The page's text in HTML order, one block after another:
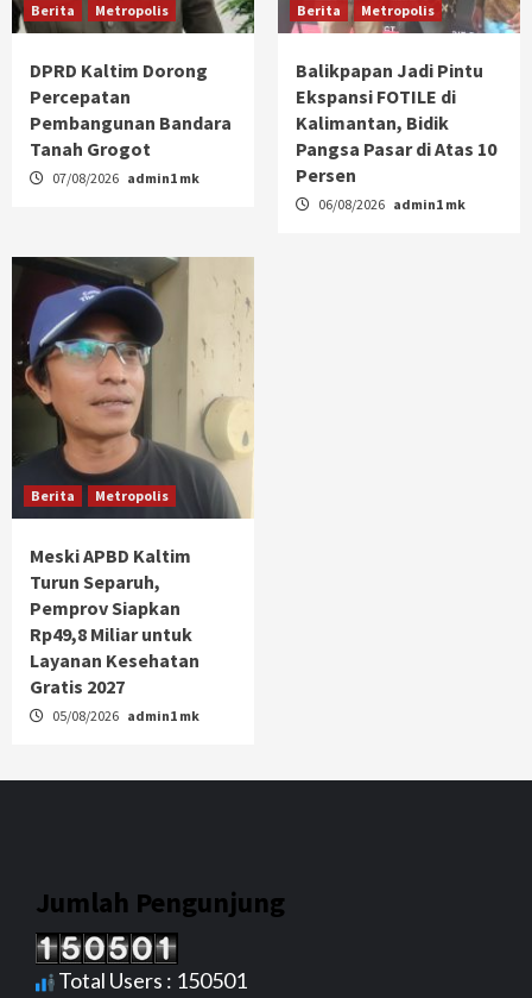
Berita Metropolis
DPRD Kaltim Dorong
Percepatan
Pembangunan Bandara
Tanah Grogot
07/08/2026 admin1 mk
Berita Metropolis
Balikpapan Jadi Pintu
Ekspansi FOTILE di
Kalimantan, Bidik
Pangsa Pasar di Atas 10
Persen
06/08/2026 admin1 mk
Berita Metropolis
Meski APBD Kaltim
Turun Separuh,
Pemprov Siapkan
Rp49,8 Miliar untuk
Layanan Kesehatan
Gratis 2027
05/08/2026 admin1 mk
Jumlah Pengunjung
Total Users : 150501